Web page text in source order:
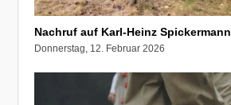
Nachruf auf Karl-Heinz Spickermann
Donnerstag, 12. Februar 2026